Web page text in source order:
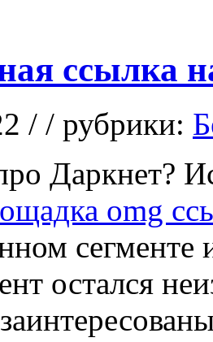
ссылка
/ / рубрики:
Даркнет?
omg
сегменте
остался